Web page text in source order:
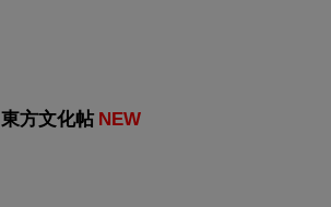
東方文化帖 NEW